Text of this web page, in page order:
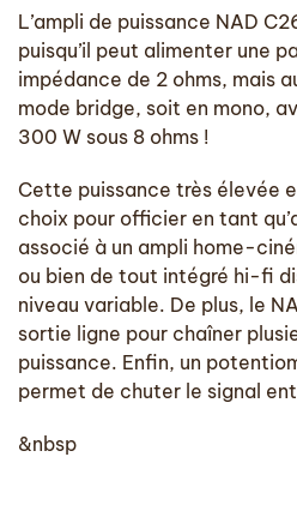
L’ampli de puissance NAD
puisqu’il peut alimenter une
impédance de 2 ohms, mais
mode bridge, soit en mono,
300 W sous 8 ohms !
Cette puissance très élevée
choix pour officier en tant
associé à un ampli home-
ou bien de tout intégré hi-fi
niveau variable. De plus, le
sortie ligne pour chaîner
puissance. Enfin, un
permet de chuter le signal
&nbsp